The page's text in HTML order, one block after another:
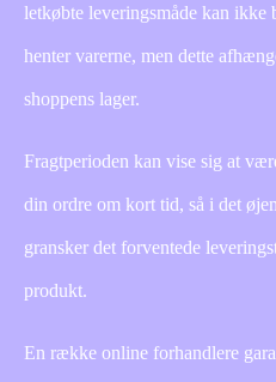
letkøbte leveringsmåde kan
henter varerne, men dette
shoppens lager.
Fragtperioden kan vise sig at
din ordre om kort tid, så i det
gransker det forventede
produkt.
En række online forhandlere